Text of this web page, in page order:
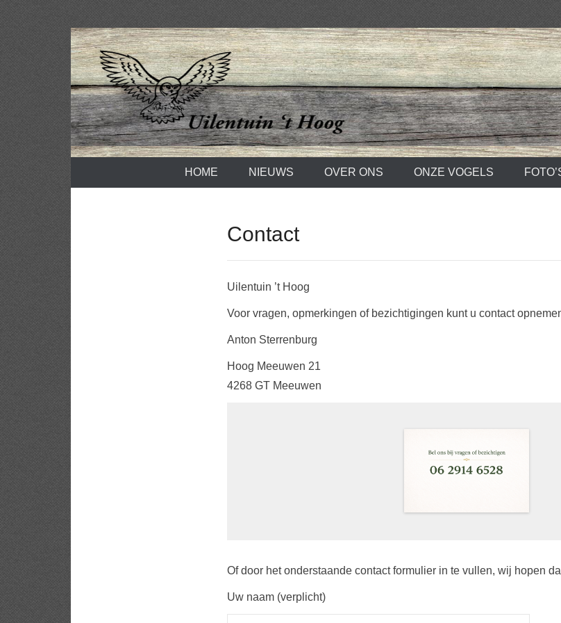
Spring
naar
inhoud
Uilentuin het Hoog
HOME NIEUWS OVER ONS ONZE VOGELS
Contact
Uilentuin ’t Hoog
Voor vragen, opmerkingen of bezichtigingen kunt u contact
Anton Sterrenburg
Hoog Meeuwen 21
4268 GT Meeuwen
Of door het onderstaande contact formulier in te vullen, wij hopen
Uw naam (verplicht)